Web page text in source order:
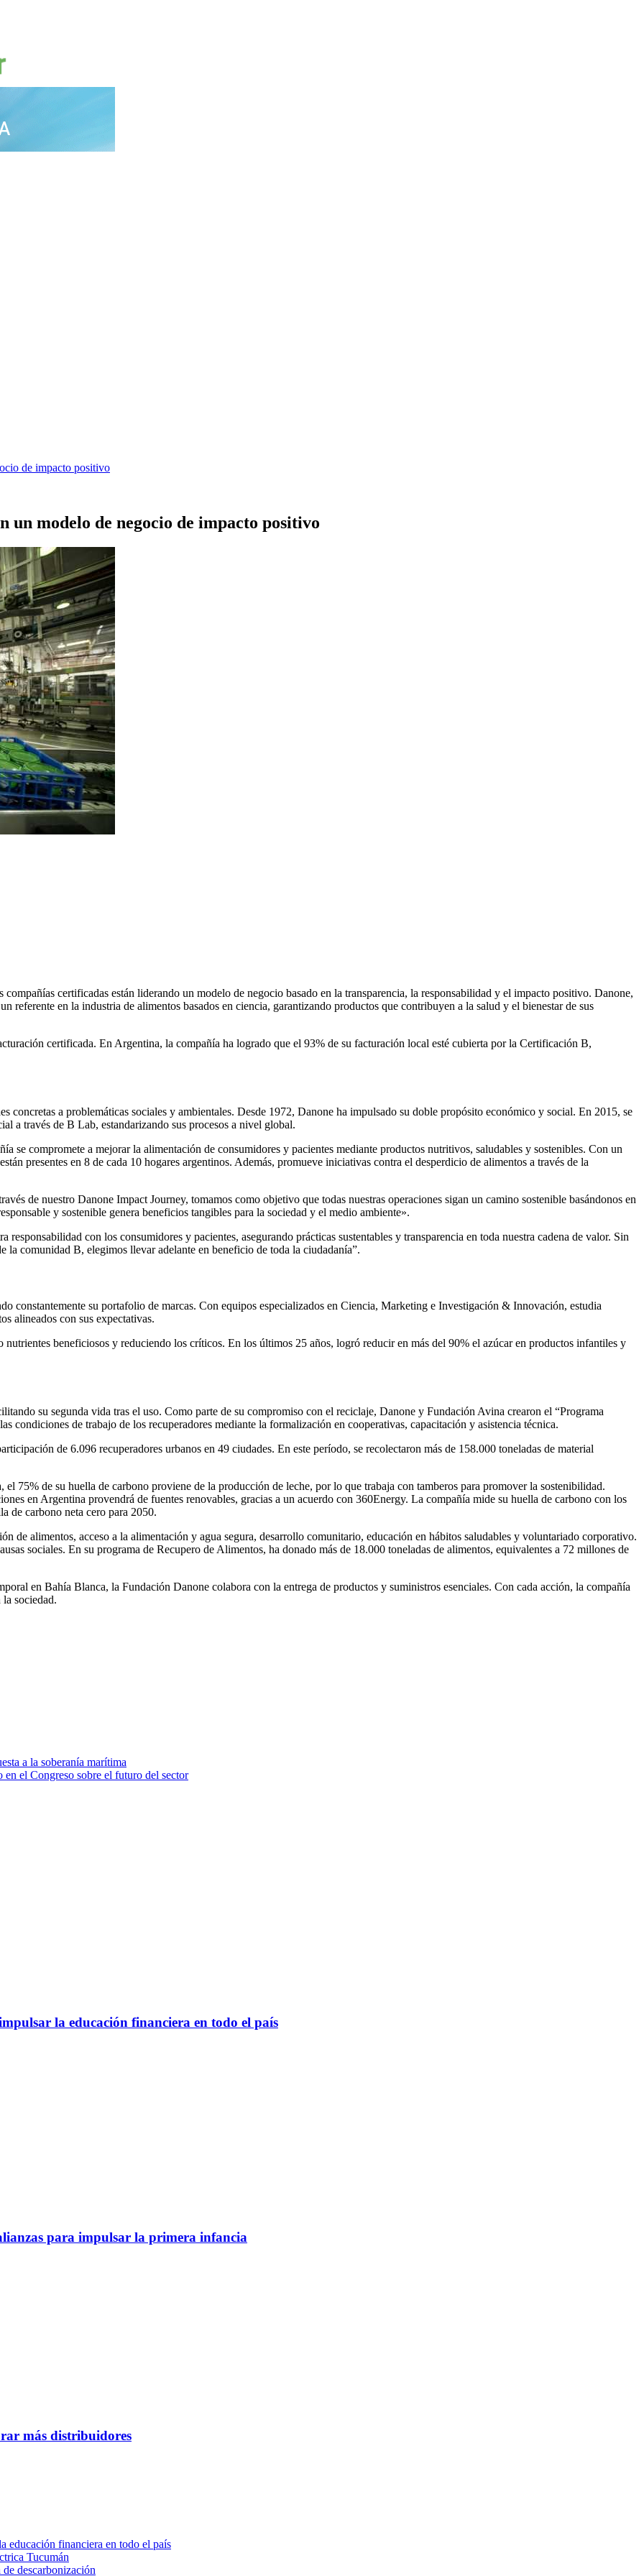
de impacto positivo
un modelo de negocio de impacto positivo
certificadas están liderando un modelo de negocio basado en la transparencia, la responsabilidad y el impacto positivo. Danone,
referente en la industria de alimentos basados en ciencia, garantizando productos que contribuyen a la salud y el bienestar de sus
certificada. En Argentina, la compañía ha logrado que el 93% de su facturación local esté cubierta por la Certificación B,
concretas a problemáticas sociales y ambientales. Desde 1972, Danone ha impulsado su doble propósito económico y social. En 2015, se
a través de B Lab, estandarizando sus procesos a nivel global.
se compromete a mejorar la alimentación de consumidores y pacientes mediante productos nutritivos, saludables y sostenibles. Con un
presentes en 8 de cada 10 hogares argentinos. Además, promueve iniciativas contra el desperdicio de alimentos a través de la
de nuestro Danone Impact Journey, tomamos como objetivo que todas nuestras operaciones sigan un camino sostenible basándonos en
y sostenible genera beneficios tangibles para la sociedad y el medio ambiente».
con los consumidores y pacientes, asegurando prácticas sustentables y transparencia en toda nuestra cadena de valor. Sin
la comunidad B, elegimos llevar adelante en beneficio de toda la ciudadanía”.
constantemente su portafolio de marcas. Con equipos especializados en Ciencia, Marketing e Investigación & Innovación, estudia
alineados con sus expectativas.
beneficiosos y reduciendo los críticos. En los últimos 25 años, logró reducir en más del 90% el azúcar en productos infantiles y
su segunda vida tras el uso. Como parte de su compromiso con el reciclaje, Danone y Fundación Avina crearon el “Programa
condiciones de trabajo de los recuperadores mediante la formalización en cooperativas, capacitación y asistencia técnica.
de 6.096 recuperadores urbanos en 49 ciudades. En este período, se recolectaron más de 158.000 toneladas de material
75% de su huella de carbono proviene de la producción de leche, por lo que trabaja con tamberos para promover la sostenibilidad.
en Argentina provendrá de fuentes renovables, gracias a un acuerdo con 360Energy. La compañía mide su huella de carbono con los
de carbono neta cero para 2050.
de alimentos, acceso a la alimentación y agua segura, desarrollo comunitario, educación en hábitos saludables y voluntariado corporativo.
sociales. En su programa de Recupero de Alimentos, ha donado más de 18.000 toneladas de alimentos, equivalentes a 72 millones de
en Bahía Blanca, la Fundación Danone colabora con la entrega de productos y suministros esenciales. Con cada acción, la compañía
sociedad.
a la soberanía marítima
en el Congreso sobre el futuro del sector
la educación financiera en todo el país
para impulsar la primera infancia
más distribuidores
educación financiera en todo el país
Tucumán
descarbonización